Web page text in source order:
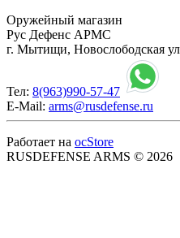
Оружейный магазин
Рус Дефенс АРМС
г. Мытищи, Новослободская
Тел: 8(963)990-57-47
E-Mail: arms@rusdefense.ru
Работает на ocStore
RUSDEFENSE ARMS © 2026